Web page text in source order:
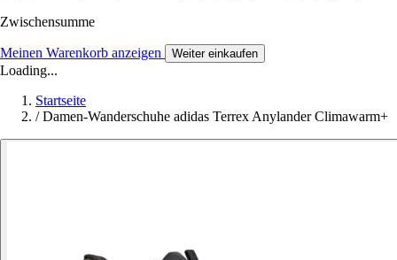
Zwischensumme
Meinen Warenkorb anzeigen Weiter einkaufen
Loading...
Startseite
/ Damen-Wanderschuhe adidas Terrex Anylander Climawarm+